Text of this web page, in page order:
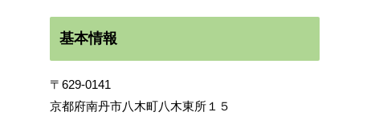
基本情報
〒629-0141
京都府南丹市八木町八木東所１５